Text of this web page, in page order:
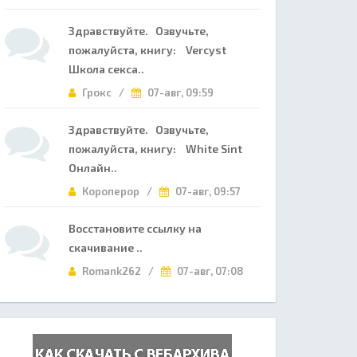
Здравствуйте. Озвучьте,
пожалуйста, книгу: Vercyst
Школа секса..
Грокс / 07-авг, 09:59
Здравствуйте. Озвучьте,
пожалуйста, книгу: White Sint
Онлайн..
Короперор / 07-авг, 09:57
Восстановите ссылку на
скачивание ..
Romank262 / 07-авг, 07:08